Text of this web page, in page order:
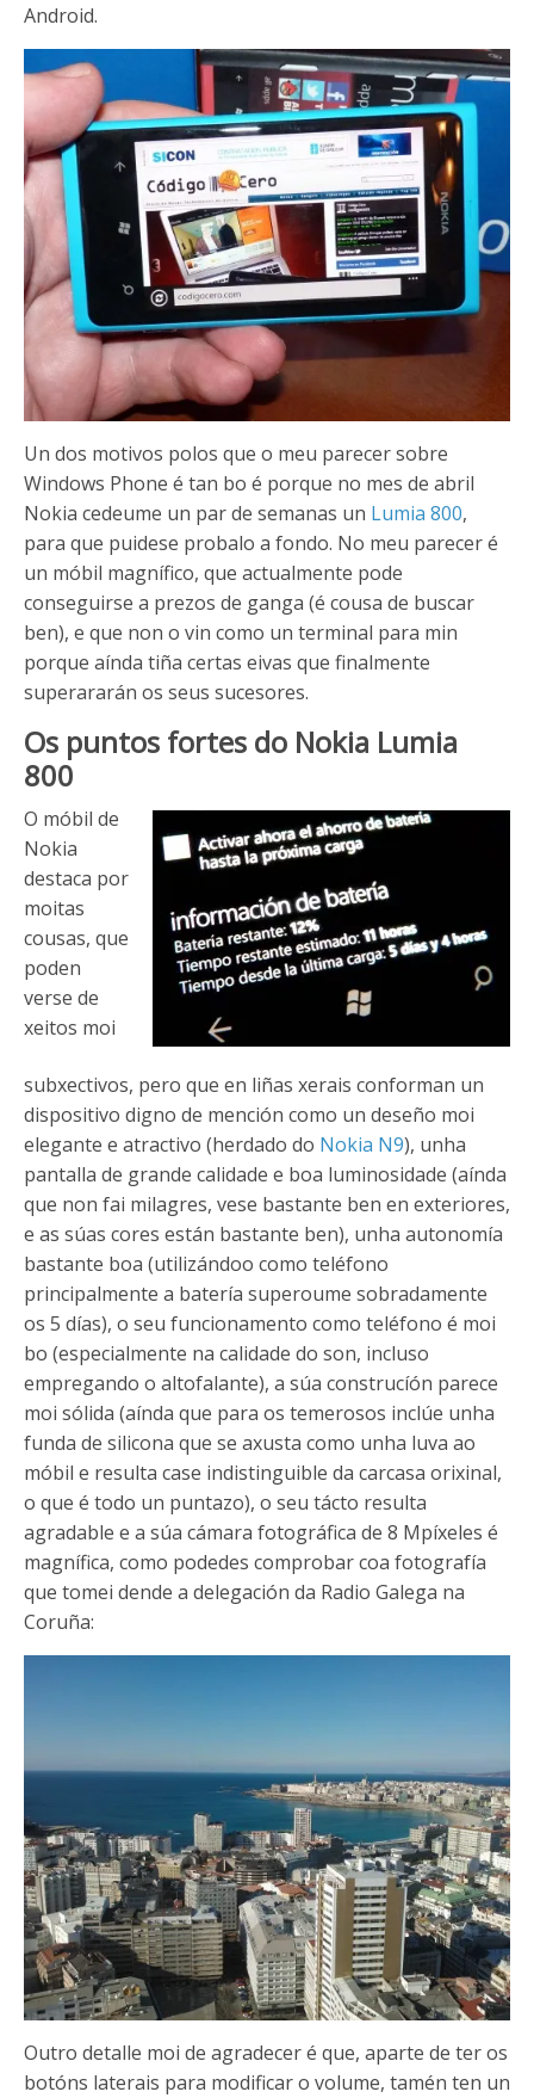
Android.
Un dos motivos polos que o meu parecer sobre
Windows Phone é tan bo é porque no mes de abril
Nokia cedeume un par de semanas un Lumia 800,
para que puidese probalo a fondo. No meu parecer é
un móbil magnífico, que actualmente pode
conseguirse a prezos de ganga (é cousa de buscar
ben), e que non o vin como un terminal para min
porque aínda tiña certas eivas que finalmente
superararán os seus sucesores.
Os puntos fortes do Nokia Lumia
800
O móbil de
Nokia
destaca por
moitas
cousas, que
poden
verse de
xeitos moi
subxectivos, pero que en liñas xerais conforman un
dispositivo digno de mención como un deseño moi
elegante e atractivo (herdado do Nokia N9), unha
pantalla de grande calidade e boa luminosidade (aínda
que non fai milagres, vese bastante ben en exteriores,
e as súas cores están bastante ben), unha autonomía
bastante boa (utilizándoo como teléfono
principalmente a batería superoume sobradamente
os 5 días), o seu funcionamento como teléfono é moi
bo (especialmente na calidade do son, incluso
empregando o altofalante), a súa construcíón parece
moi sólida (aínda que para os temerosos inclúe unha
funda de silicona que se axusta como unha luva ao
móbil e resulta case indistinguible da carcasa orixinal,
o que é todo un puntazo), o seu tácto resulta
agradable e a súa cámara fotográfica de 8 Mpíxeles é
magnífica, como podedes comprobar coa fotografía
que tomei dende a delegación da Radio Galega na
Coruña:
Outro detalle moi de agradecer é que, aparte de ter os
botóns laterais para modificar o volume, tamén ten un